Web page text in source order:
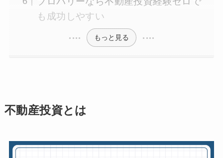
も成功しやすい
もっと見る
不動産投資とは